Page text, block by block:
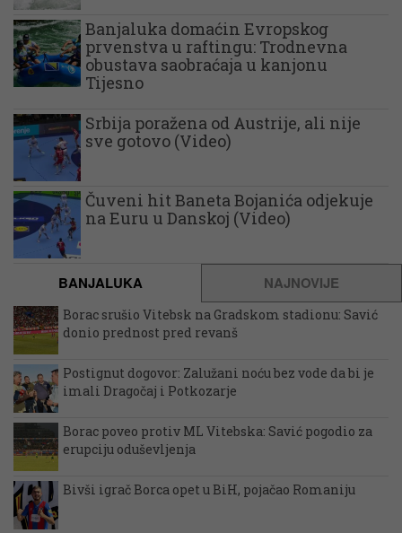
Banjaluka domaćin Evropskog
prvenstva u raftingu: Trodnevna
obustava saobraćaja u kanjonu
Tijesno
Srbija poražena od Austrije, ali nije
sve gotovo (Video)
Čuveni hit Baneta Bojanića odjekuje
na Euru u Danskoj (Video)
BANJALUKA NAJNOVIJE
Borac srušio Vitebsk na Gradskom stadionu: Savić
donio prednost pred revanš
Postignut dogovor: Zalužani noću bez vode da bi je
imali Dragočaj i Potkozarje
Borac poveo protiv ML Vitebska: Savić pogodio za
erupciju oduševljenja
Bivši igrač Borca opet u BiH, pojačao Romaniju